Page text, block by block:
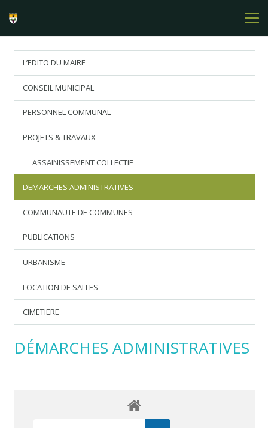
L’EDITO DU MAIRE
CONSEIL MUNICIPAL
PERSONNEL COMMUNAL
PROJETS & TRAVAUX
ASSAINISSEMENT COLLECTIF
DEMARCHES ADMINISTRATIVES
COMMUNAUTE DE COMMUNES
PUBLICATIONS
URBANISME
LOCATION DE SALLES
CIMETIERE
DÉMARCHES ADMINISTRATIVES